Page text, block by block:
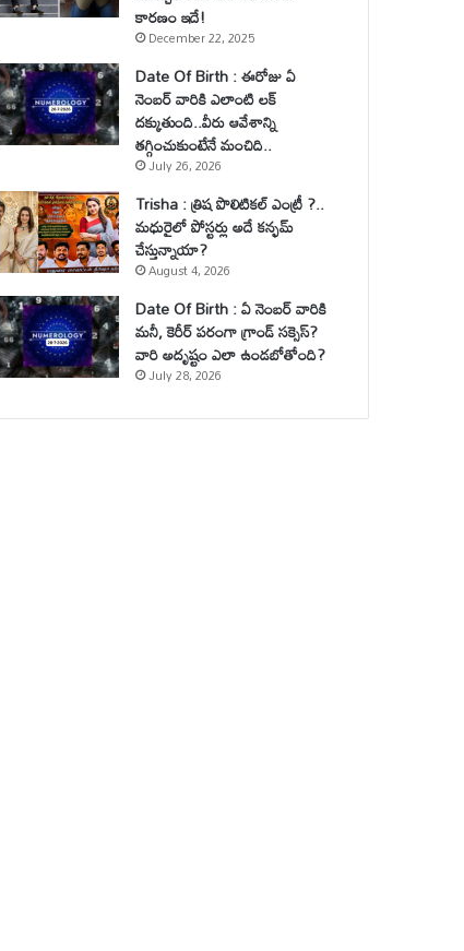
కారణం ఇదే!
December 22, 2025
Date Of Birth : ఈరోజు ఏ
నెంబర్ వారికి ఎలాంటి లక్
దక్కుతుంది..వీరు ఆవేశాన్ని
తగ్గించుకుంటేనే మంచిది..
July 26, 2026
Trisha : త్రిష పొలిటికల్ ఎంట్రీ ?..
మధురైలో పోస్టర్లు అదే కన్ఫమ్
చేస్తున్నాయా?
August 4, 2026
Date Of Birth : ఏ నెంబర్ వారికి
మనీ, కెరీర్ పరంగా గ్రాండ్ సక్సెస్?
వారి అదృష్టం ఎలా ఉండబోతోంది?
July 28, 2026